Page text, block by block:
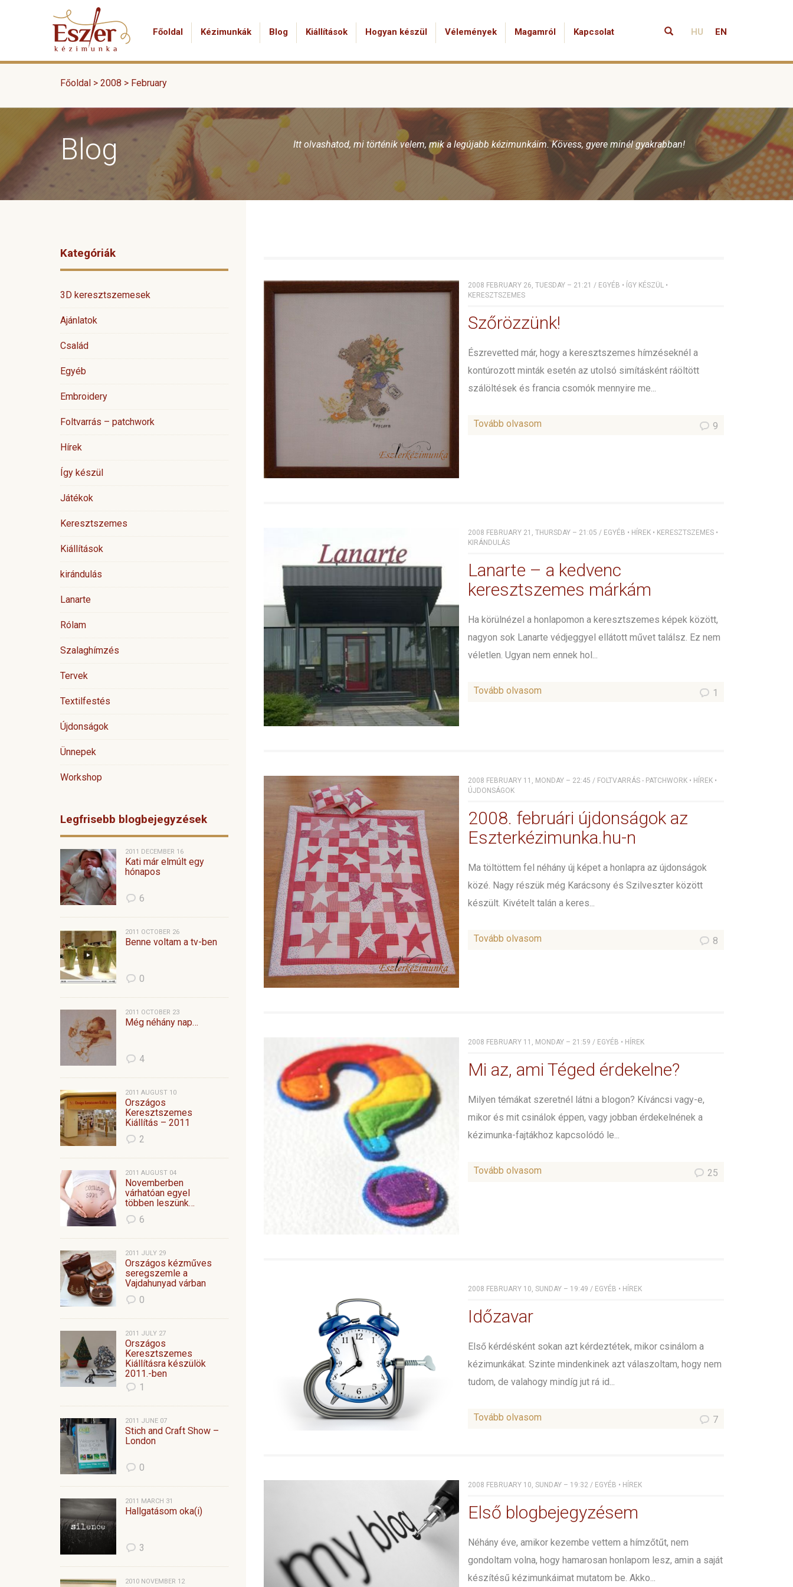
Főoldal Kézimunkák Blog Kiállítások Hogyan készül Vélemények Magamról Kapcsolat HU EN
Főoldal > 2008 > February
Blog Itt olvashatod, mi történik velem, mik a legújabb kézimunkáim. Kövess, gyere minél gyakrabban!
Kategóriák
3D keresztszemesek
Ajánlatok
Család
Egyéb
Embroidery
Foltvarrás – patchwork
Hírek
Így készül
Játékok
Keresztszemes
Kiállítások
kirándulás
Lanarte
Rólam
Szalaghímzés
Tervek
Textilfestés
Újdonságok
Ünnepek
Workshop
Legfrisebb blogbejegyzések
2011 DECEMBER 16
Kati már elmúlt egy
hónapos
6
2011 OCTOBER 26
Benne voltam a tv-ben
0
2011 OCTOBER 23
Még néhány nap…
4
2011 AUGUST 10
Országos
Keresztszemes
Kiállítás – 2011
2
2011 AUGUST 04
Novemberben
várhatóan egyel
többen leszünk…
6
2011 JULY 29
Országos kézműves
seregszemle a
Vajdahunyad várban
0
2011 JULY 27
Országos
Keresztszemes
Kiállításra készülök
2011.-ben
1
2011 JUNE 07
Stich and Craft Show –
London
0
2011 MARCH 31
Hallgatásom oka(i)
3
2010 NOVEMBER 12
2008 FEBRUARY 26, TUESDAY – 21:21 / EGYÉB • ÍGY KÉSZÜL •
KERESZTSZEMES
Szőrözzünk!
Észrevetted már, hogy a keresztszemes hímzéseknél a
kontúrozott minták esetén az utolsó simításként ráöltött
szálöltések és francia csomók mennyire me...
Tovább olvasom 9
2008 FEBRUARY 21, THURSDAY – 21:05 / EGYÉB • HÍREK • KERESZTSZEMES •
KIRÁNDULÁS
Lanarte – a kedvenc
keresztszemes márkám
Ha körülnézel a honlapomon a keresztszemes képek között,
nagyon sok Lanarte védjeggyel ellátott művet találsz. Ez nem
véletlen. Ugyan nem ennek hol...
Tovább olvasom 1
2008 FEBRUARY 11, MONDAY – 22:45 / FOLTVARRÁS - PATCHWORK • HÍREK •
ÚJDONSÁGOK
2008. februári újdonságok az
Eszterkézimunka.hu-n
Ma töltöttem fel néhány új képet a honlapra az újdonságok
közé. Nagy részük még Karácsony és Szilveszter között
készült. Kivételt talán a keres...
Tovább olvasom 8
2008 FEBRUARY 11, MONDAY – 21:59 / EGYÉB • HÍREK
Mi az, ami Téged érdekelne?
Milyen témákat szeretnél látni a blogon? Kíváncsi vagy-e,
mikor és mit csinálok éppen, vagy jobban érdekelnének a
kézimunka-fajtákhoz kapcsolódó le...
Tovább olvasom 25
2008 FEBRUARY 10, SUNDAY – 19:49 / EGYÉB • HÍREK
Időzavar
Első kérdésként sokan azt kérdeztétek, mikor csinálom a
kézimunkákat. Szinte mindenkinek azt válaszoltam, hogy nem
tudom, de valahogy mindíg jut rá id...
Tovább olvasom 7
2008 FEBRUARY 10, SUNDAY – 19:32 / EGYÉB • HÍREK
Első blogbejegyzésem
Néhány éve, amikor kezembe vettem a hímzőtűt, nem
gondoltam volna, hogy hamarosan honlapom lesz, amin a saját
készítésű kézimunkáimat mutatom be. Akko...